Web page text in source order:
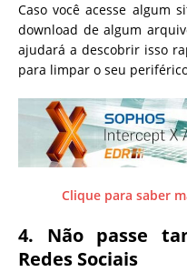
Caso você acesse algum
download de algum
ajudará a descobrir isso
para limpar o seu
Clique para saber
4. Não passe
Redes Sociais